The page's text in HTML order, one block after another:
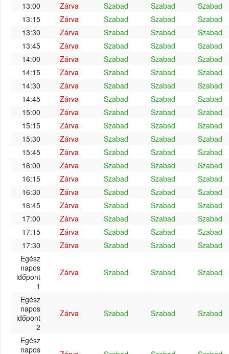
13:00
Zárva Szabad Szabad
Szabad
13:15
Zárva Szabad Szabad
Szabad
13:30
Zárva Szabad Szabad
Szabad
13:45
Zárva Szabad Szabad
Szabad
14:00
Zárva Szabad Szabad
Szabad
14:15
Zárva Szabad Szabad
Szabad
14:30
Zárva Szabad Szabad
Szabad
14:45
Zárva Szabad Szabad
Szabad
15:00
Zárva Szabad Szabad
Szabad
15:15
Zárva Szabad Szabad
Szabad
15:30
Zárva Szabad Szabad
Szabad
15:45
Zárva Szabad Szabad
Szabad
16:00
Zárva Szabad Szabad
Szabad
16:15
Zárva Szabad Szabad
Szabad
16:30
Zárva Szabad Szabad
Szabad
16:45
Zárva Szabad Szabad
Szabad
17:00
Zárva Szabad Szabad
Szabad
17:15
Zárva Szabad Szabad
Szabad
17:30
Zárva Szabad Szabad
Szabad
Egész
napos
időpont
1
Zárva Szabad Szabad Szabad
Egész
napos
időpont
2
Zárva Szabad Szabad Szabad
Egész
napos